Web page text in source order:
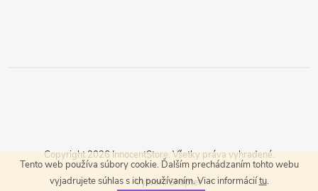
Tento web používa súbory cookie. Ďalším prechádzaním tohto webu
vyjadrujete súhlas s ich používaním. Viac informáciítu.
Vytvoril Shoptet
Copyright 2026 InnocentStore. Všetky práva vyhradené.